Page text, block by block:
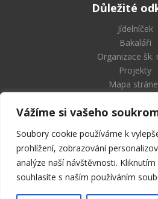
Vážíme si vašeho
Soubory cookie používáme k
prohlížení, zobrazování
analýze naší návštěvnosti.
souhlasíte s naším používáním
Důležité
Jídelníček
Bakaláři
Organizace šk.
Projekty
Mapa
Střední průmyslová
a Vyšší odborná škola